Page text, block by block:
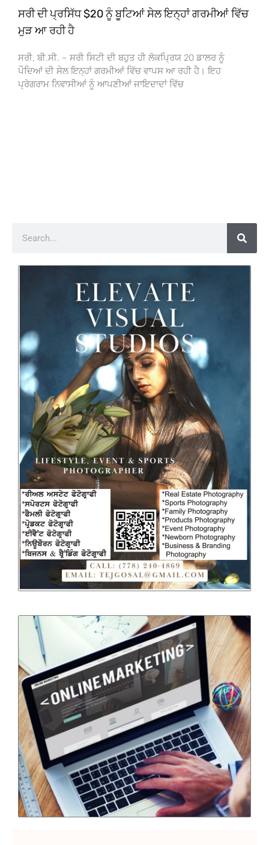
ਸਰੀ ਦੀ ਪ੍ਰਸਿੱਧ $20 ਨੂੰ ਬੂਟਿਆਂ ਸੇਲ ਇਨ੍ਹਾਂ ਗਰਮੀਆਂ ਵਿੱਚ
ਮੁੜ ਆ ਰਹੀ ਹੈ
ਸਰੀ, ਬੀ.ਸੀ. – ਸਰੀ ਸਿਟੀ ਦੀ ਬਹੁਤ ਹੀ ਲੋਕਪ੍ਰਿਯ 20 ਡਾਲਰ ਨੂੰ
ਪੌਦਿਆਂ ਦੀ ਸੇਲ ਇਨ੍ਹਾਂ ਗਰਮੀਆਂ ਵਿੱਚ ਵਾਪਸ ਆ ਰਹੀ ਹੈ। ਇਹ
ਪ੍ਰੋਗਰਾਮ ਨਿਵਾਸੀਆਂ ਨੂੰ ਆਪਣੀਆਂ ਜਾਇਦਾਦਾਂ ਵਿੱਚ